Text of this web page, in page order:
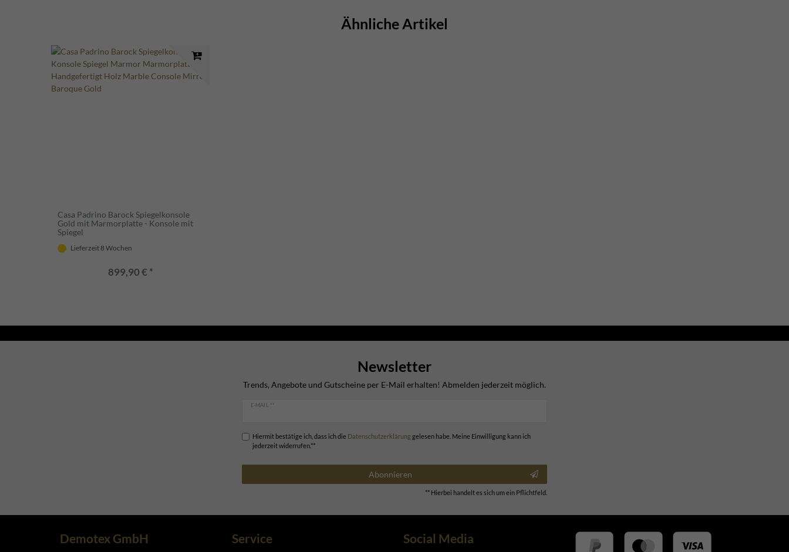
Ähnliche Artikel
Casa Padrino Barock Spiegelkonsole
Gold mit Marmorplatte - Konsole mit
Spiegel
Lieferzeit 8 Wochen
899,90 € *
Newsletter
Trends, Angebote und Gutscheine per E-Mail erhalten! Abmelden jederzeit möglich.
E-MAIL **
Hiermit bestätige ich, dass ich die Daten­schutz­erklärunggelesen habe. Meine Einwilligung kann ich
jederzeit widerrufen.**
Abonnieren
** Hierbei handelt es sich um ein Pflichtfeld.
Demotex GmbH Service Social Media